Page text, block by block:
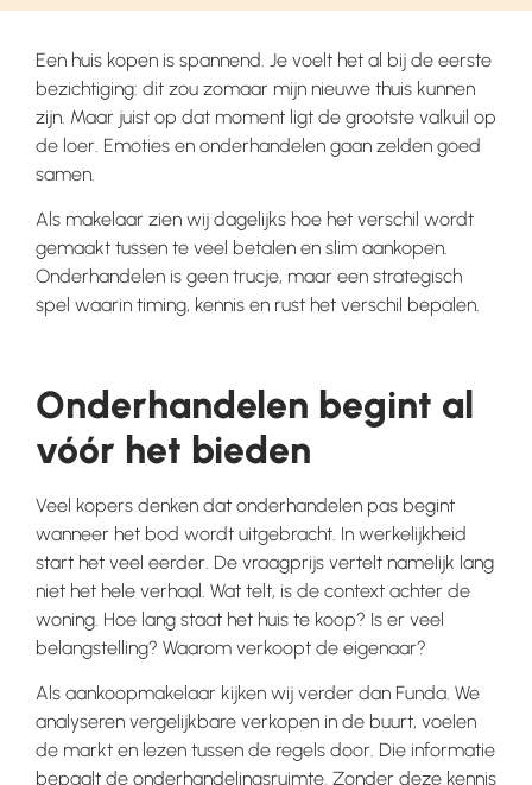
Een huis kopen is spannend. Je voelt het al bij de eerste
bezichtiging: dit zou zomaar mijn nieuwe thuis kunnen
zijn. Maar juist op dat moment ligt de grootste valkuil op
de loer. Emoties en onderhandelen gaan zelden goed
samen.
Als makelaar zien wij dagelijks hoe het verschil wordt
gemaakt tussen te veel betalen en slim aankopen.
Onderhandelen is geen trucje, maar een strategisch
spel waarin timing, kennis en rust het verschil bepalen.
Onderhandelen begint al
vóór het bieden
Veel kopers denken dat onderhandelen pas begint
wanneer het bod wordt uitgebracht. In werkelijkheid
start het veel eerder. De vraagprijs vertelt namelijk lang
niet het hele verhaal. Wat telt, is de context achter de
woning. Hoe lang staat het huis te koop? Is er veel
belangstelling? Waarom verkoopt de eigenaar?
Als aankoopmakelaar kijken wij verder dan Funda. We
analyseren vergelijkbare verkopen in de buurt, voelen
de markt en lezen tussen de regels door. Die informatie
bepaalt de onderhandelingsruimte. Zonder deze kennis